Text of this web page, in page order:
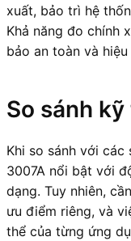
xuất, bảo trì hệ
Khả năng đo chính
bảo an toàn và
So sánh
Khi so sánh với các
3007A nổi bật với
dạng. Tuy nhiên,
ưu điểm riêng, và
thể của từng ứng